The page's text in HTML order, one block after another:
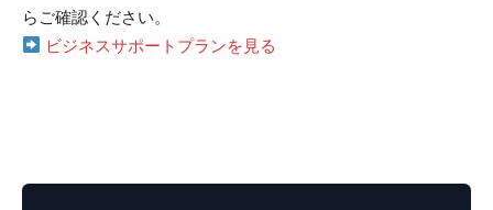
らご確認ください。
ビジネスサポートプランを見る